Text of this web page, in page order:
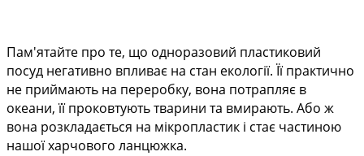
Пам'ятайте про те, що одноразовий пластиковий
посуд негативно впливає на стан екології. Її практично
не приймають на переробку, вона потрапляє в
океани, її проковтують тварини та вмирають. Або ж
вона розкладається на мікропластик і стає частиною
нашої харчового ланцюжка.